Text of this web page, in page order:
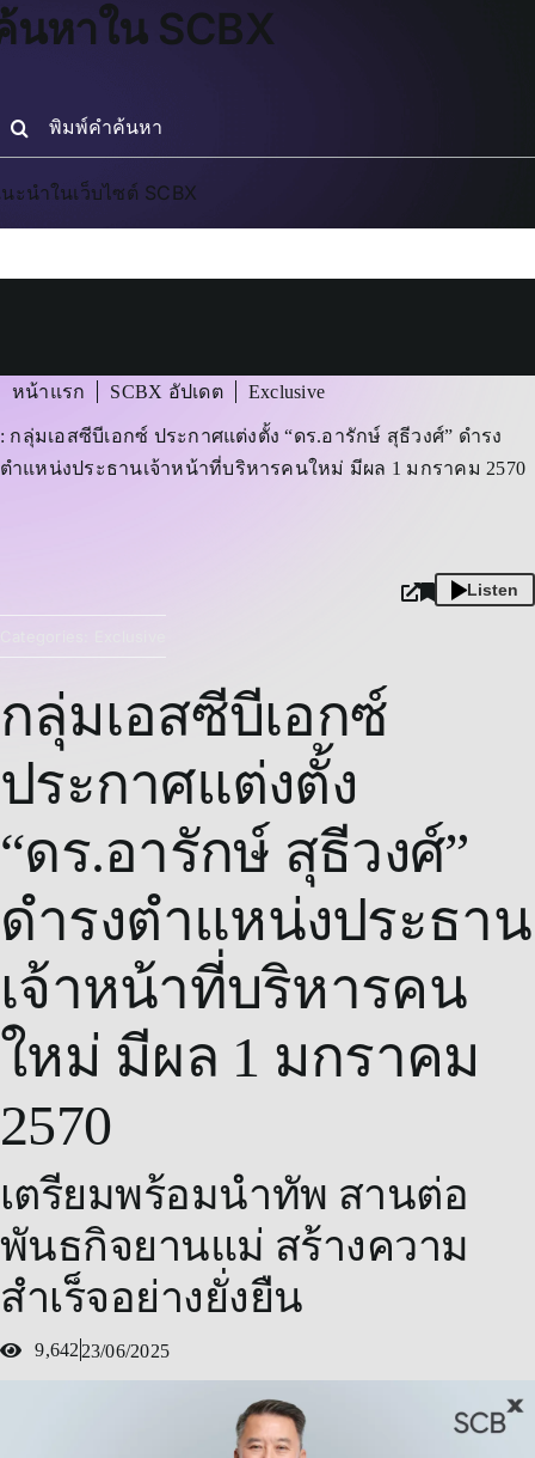
นหาใน SCBX
ะนำในเว็บไซต์ SCBX
ข้อในหน้า
หน้าแรก SCBX อัปเดต Exclusive
: กลุ่มเอสซีบีเอกซ์ ประกาศแต่งตั้ง “ดร.อารักษ์ สุธีวงศ์” ดำรง
ตำแหน่งประธานเจ้าหน้าที่บริหารคนใหม่ มีผล 1 มกราคม 2570
Listen
กลุ่มเอสซีบีเอกซ์
ประกาศแต่งตั้ง
“ดร.อารักษ์ สุธีวงศ์”
ดำรงตำแหน่งประธาน
เจ้าหน้าที่บริหารคน
ใหม่ มีผล 1 มกราคม
2570
เตรียมพร้อมนำทัพ สานต่อ
พันธกิจยานแม่ สร้างความ
สำเร็จอย่างยั่งยืน
9,642 23/06/2025